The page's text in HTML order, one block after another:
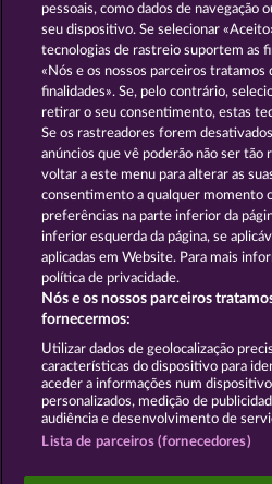
GOLDEN EI OF
MOORHUHN
Mostrar
Termos e
Declaração de
Empresa
Programa de parceiros
Enviar pedido
Os jogos do Casino social
pessoais, como dados de navegação
seu dispositivo. Se selecionar
tecnologias de rastreio suportem as
«Nós e os nossos parceiros tratamos
finalidades». Se, pelo contrário,
retirar o seu consentimento, estas
Se os rastreadores forem
anúncios que vê poderão não ser tão
voltar a este menu para alterar as
consentimento a qualquer momento
preferências na parte inferior da
inferior esquerda da página, se
aplicadas em Website. Para mais
política de privacidade.
Nós e os nossos parceiros
fornecermos:
Utilizar dados de geolocalização
características do dispositivo para
aceder a informações num
personalizados, medição de
audiência e desenvolvimento de
Lista de parceiros (fornecedores)